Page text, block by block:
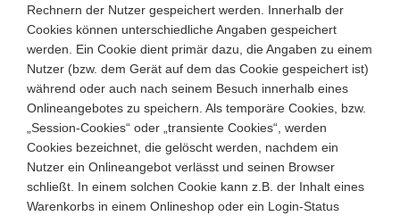
Rechnern der Nutzer gespeichert werden. Innerhalb der
Cookies können unterschiedliche Angaben gespeichert
werden. Ein Cookie dient primär dazu, die Angaben zu einem
Nutzer (bzw. dem Gerät auf dem das Cookie gespeichert ist)
während oder auch nach seinem Besuch innerhalb eines
Onlineangebotes zu speichern. Als temporäre Cookies, bzw.
„Session-Cookies“ oder „transiente Cookies“, werden
Cookies bezeichnet, die gelöscht werden, nachdem ein
Nutzer ein Onlineangebot verlässt und seinen Browser
schließt. In einem solchen Cookie kann z.B. der Inhalt eines
Warenkorbs in einem Onlineshop oder ein Login-Status